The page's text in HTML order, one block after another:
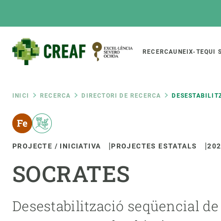
Main
RECERCAUNEIX-TEQUI
Fil
d'ariadna
INICI RECERCA DIRECTORI DE RECERCA
PROJECTE / INICIATIVA PROJECTES ESTATALS
SOCRATES
Desestabilització seqüencial
Featured
responsive
INTRANET
Responsive
menu
SOBRE NOSALTRES
Organització institucional
La nostra gent
RECERCA
Funcionament